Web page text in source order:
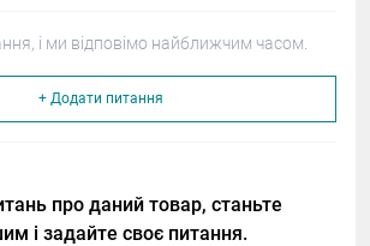
і ми відповімо найближчим часом.
+ Додати питання
про даний товар, станьте
і задайте своє питання.